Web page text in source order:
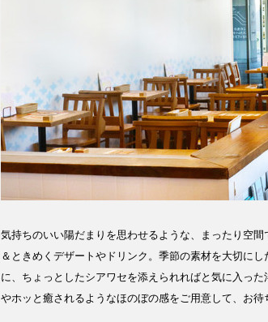
気持ちのいい陽だまりを思わせるような、まったり空
＆ときめくデザートやドリンク。季節の素材を大切に
に、ちょっとしたシアワセを添えられればと気に入っ
やホッと癒されるようなほのぼの感をご用意して、お待